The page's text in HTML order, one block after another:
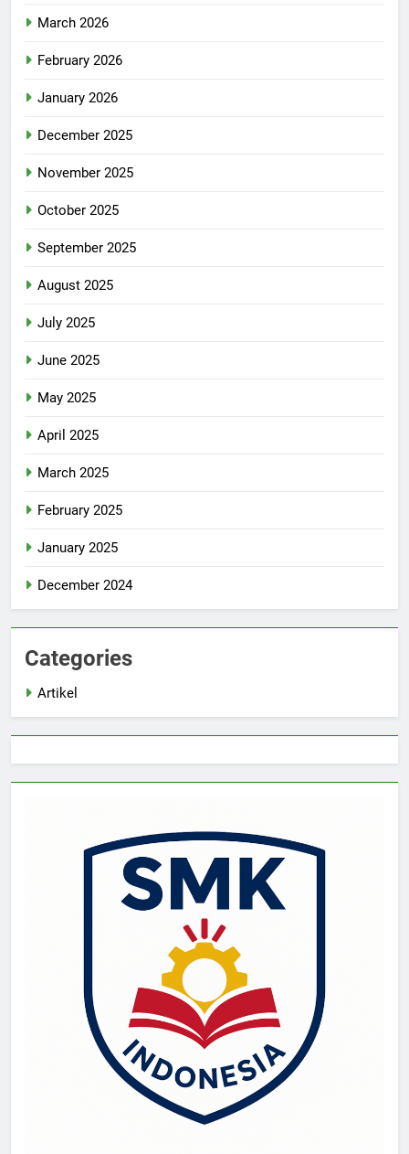
March 2026
February 2026
January 2026
December 2025
November 2025
October 2025
September 2025
August 2025
July 2025
June 2025
May 2025
April 2025
March 2025
February 2025
January 2025
December 2024
Categories
Artikel